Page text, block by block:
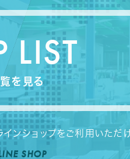
LIST
を見る
インショップをご利用いただ
SHOP